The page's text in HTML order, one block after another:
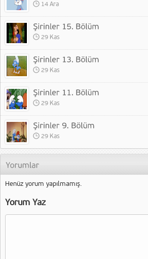
14 Ara
29 Kas
29 Kas
29 Kas
29 Kas
Henüz yorum yapılmamış.
Yorum Yaz